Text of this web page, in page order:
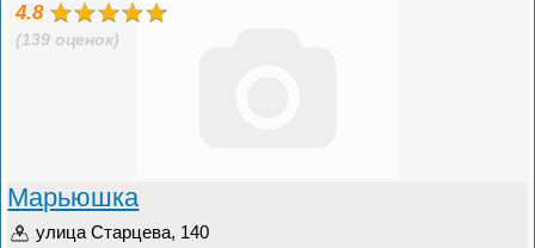
4.8
(139 оценок)
Марьюшка
улица Старцева, 140